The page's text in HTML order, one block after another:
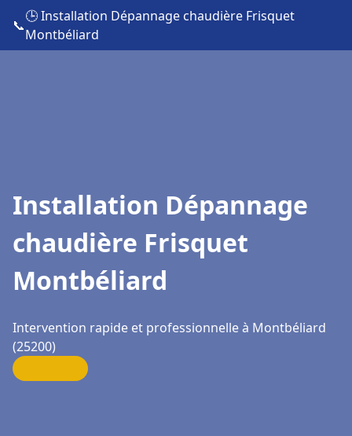
📞
🕒 Installation Dépannage chaudière Frisquet
Montbéliard
Installation Dépannage
chaudière Frisquet
Montbéliard
Intervention rapide et professionnelle à Montbéliard
(25200)